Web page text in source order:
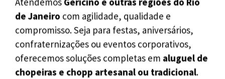
de Janeiro com agilidade, qualidade e
compromisso. Seja para festas, aniversários,
confraternizações ou eventos corporativos,
oferecemos soluções completas em aluguel de
chopeiras e chopp artesanal ou tradicional.